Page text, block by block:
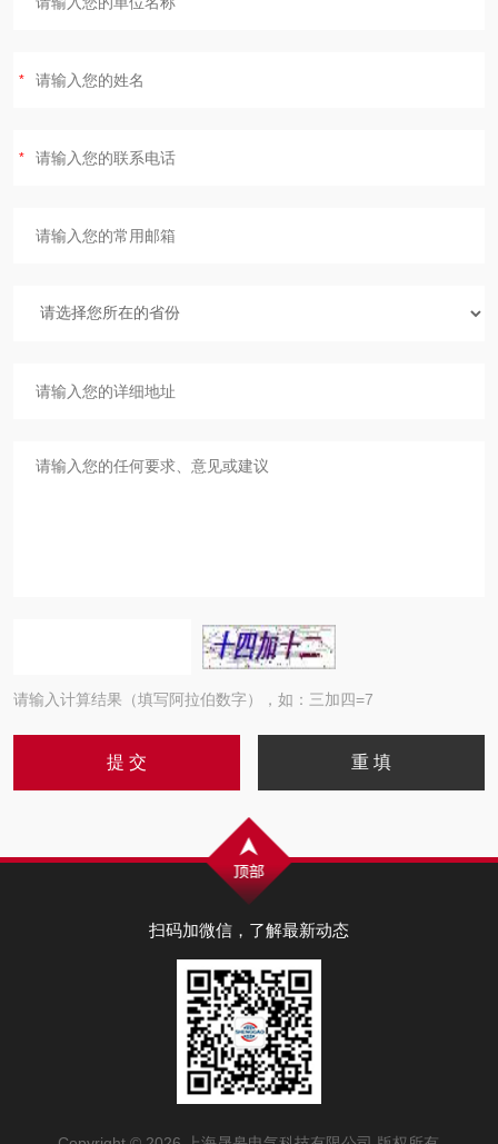
请输入计算结果（填写阿拉伯数字），如：三加四=7
扫码加微信，了解最新动态